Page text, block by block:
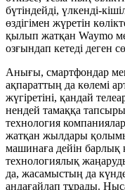
бүтіндейді, үлкенді-
өздігімен жүретін
қылып жатқан Waymo
озғындап кетеді деген
Анығы, смартфондар
ақпараттың да көлемі
жүгіретіні, қандай
нендей тамаққа
технология
жатқан жылдары
машинаға дейін барлық
технологиялық
да, жасамыстың да
андағайлап тұрады.